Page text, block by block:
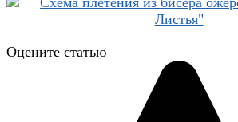
Оцените статью